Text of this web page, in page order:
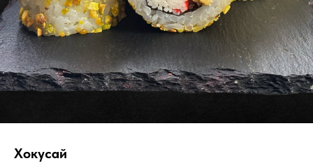
Хокусай